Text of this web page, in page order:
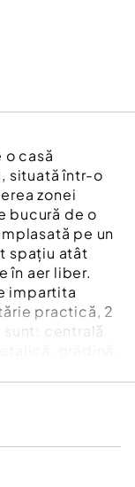
o casă
situată într-o
zonei
bucură de o
pe un
spațiu atât
în aer liber.
impartita
practică, 2
centrală
grădină,
frigider,
,casa este
și un spațiu
într-o